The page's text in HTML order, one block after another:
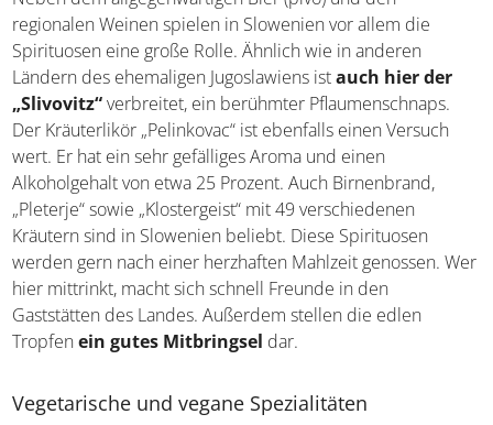
Spirituosen
Neben dem allgegenwärtigen Bier (pivo) und den
regionalen Weinen spielen in Slowenien vor allem die
Spirituosen eine große Rolle. Ähnlich wie in anderen
Ländern des ehemaligen Jugoslawiens ist auch hier der
„Slivovitz“verbreitet, ein berühmter Pflaumenschnaps.
Der Kräuterlikör „Pelinkovac“ ist ebenfalls einen Versuch
wert. Er hat ein sehr gefälliges Aroma und einen
Alkoholgehalt von etwa 25 Prozent. Auch Birnenbrand,
„Pleterje“ sowie „Klostergeist“ mit 49 verschiedenen
Kräutern sind in Slowenien beliebt. Diese Spirituosen
werden gern nach einer herzhaften Mahlzeit genossen.
Wer hier mittrinkt, macht sich schnell Freunde in den
Tropfenein gutes Mitbringseldar.